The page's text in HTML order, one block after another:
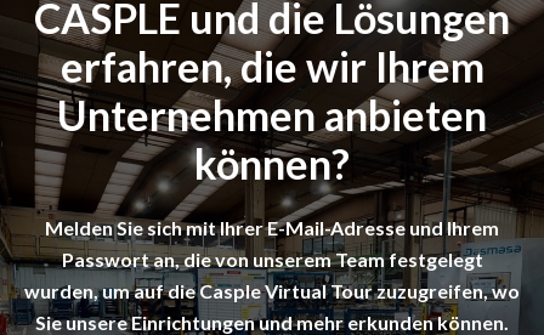
CASPLE und die Lösungen
erfahren, die wir Ihrem
Unternehmen anbieten
können?
Melden Sie sich mit Ihrer E-Mail-Adresse und Ihrem
Passwort an, die von unserem Team festgelegt
wurden, um auf die Casple Virtual Tour zuzugreifen, wo
Sie unsere Einrichtungen und mehr erkunden können.